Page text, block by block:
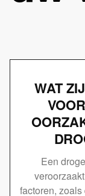
WAT
Een
factoren,